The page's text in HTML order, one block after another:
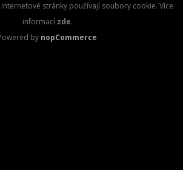
stránky používají soubory cookie. Více
informací zde.
by nopCommerce